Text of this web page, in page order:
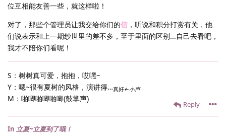
位互相能友善一些，就这样啦！
对了，那些个管理员让我交给你们的信 ，听说和积分打赏有关，他
们说表示和上一期纱世里的差不多，至于里面的区别...自己去看吧，
我才不陪你们看呢！
S：树树真可爱，抱抱，哎嘿~
Y：嗯~很有夏树的风格，演讲得…真好←小声
M：啪唧啪唧啪唧(鼓掌声)
Reply
In 立夏~立夏到了哦！